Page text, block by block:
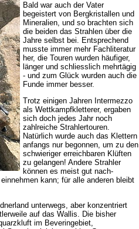
Bald war auch der Vater
begeistert von Bergkristallen und
Mineralien, und so brachten sich
die beiden das Strahlen über die
Jahre selbst bei. Entsprechend
musste immer mehr Fachliteratur
her, die Touren wurden häufiger,
länger und schliesslich mehrtägig
- und zum Glück wurden auch die
Funde immer besser.
Trotz einigen Jahren Inter­mezzo
als Wettkampf­kletterer, ergaben
sich doch jedes Jahr noch
zahlreiche Strahlertouren.
Natürlich wurde auch das Klettern
anfangs nur begonnen, um zu den
schwieriger erreichbaren Klüften
zu gelangen! Andere Strahler
können es meist gut nach­
kann; für alle anderen bleibt
unterwegs, aber konzentriert
auf das Wallis. Die bisher
im Beveringebiet,